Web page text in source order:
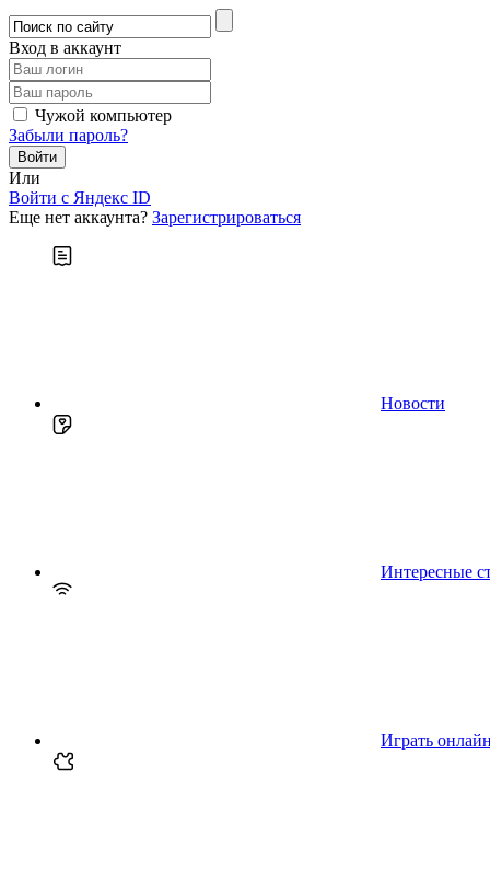
Вход в аккаунт
Чужой компьютер
Забыли пароль?
Или
Войти c Яндекс ID
Еще нет аккаунта? Зарегистрироваться
Новости
Интересные
Играть онлайн